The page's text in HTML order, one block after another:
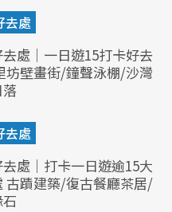
去處
處｜一日遊15打卡好去
坊壁畫街/鐘聲泳棚/沙灣
去處
處｜打卡一日遊逾15大
古蹟建築/復古餐廳茶居/